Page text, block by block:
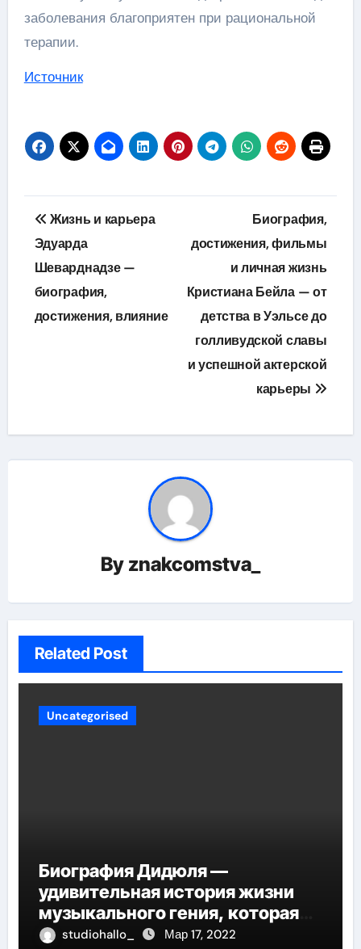
заболевания благоприятен при рациональной
терапии.
Источник
Навигация
по
записям
Жизнь и карьера
Эдуарда
Шеварднадзе —
биография,
достижения, влияние
Биография,
достижения, фильмы
и личная жизнь
Кристиана Бейла — от
детства в Уэльсе до
голливудской славы
и успешной актерской
карьеры
By znakcomstva_
Related Post
Uncategorised
Биография Дидюля —
удивительная история жизни
музыкального гения, которая
проникнет в самые глубины
studiohallo_ Мар 17, 2022